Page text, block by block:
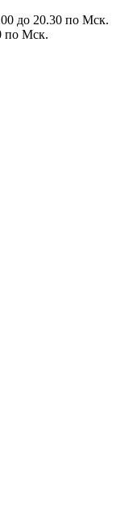
до 20.30 по Мcк.
по Мcк.